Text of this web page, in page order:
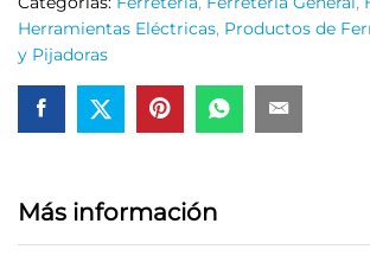
Herramientas Eléctricas, Productos de
y Pijadoras
Más información